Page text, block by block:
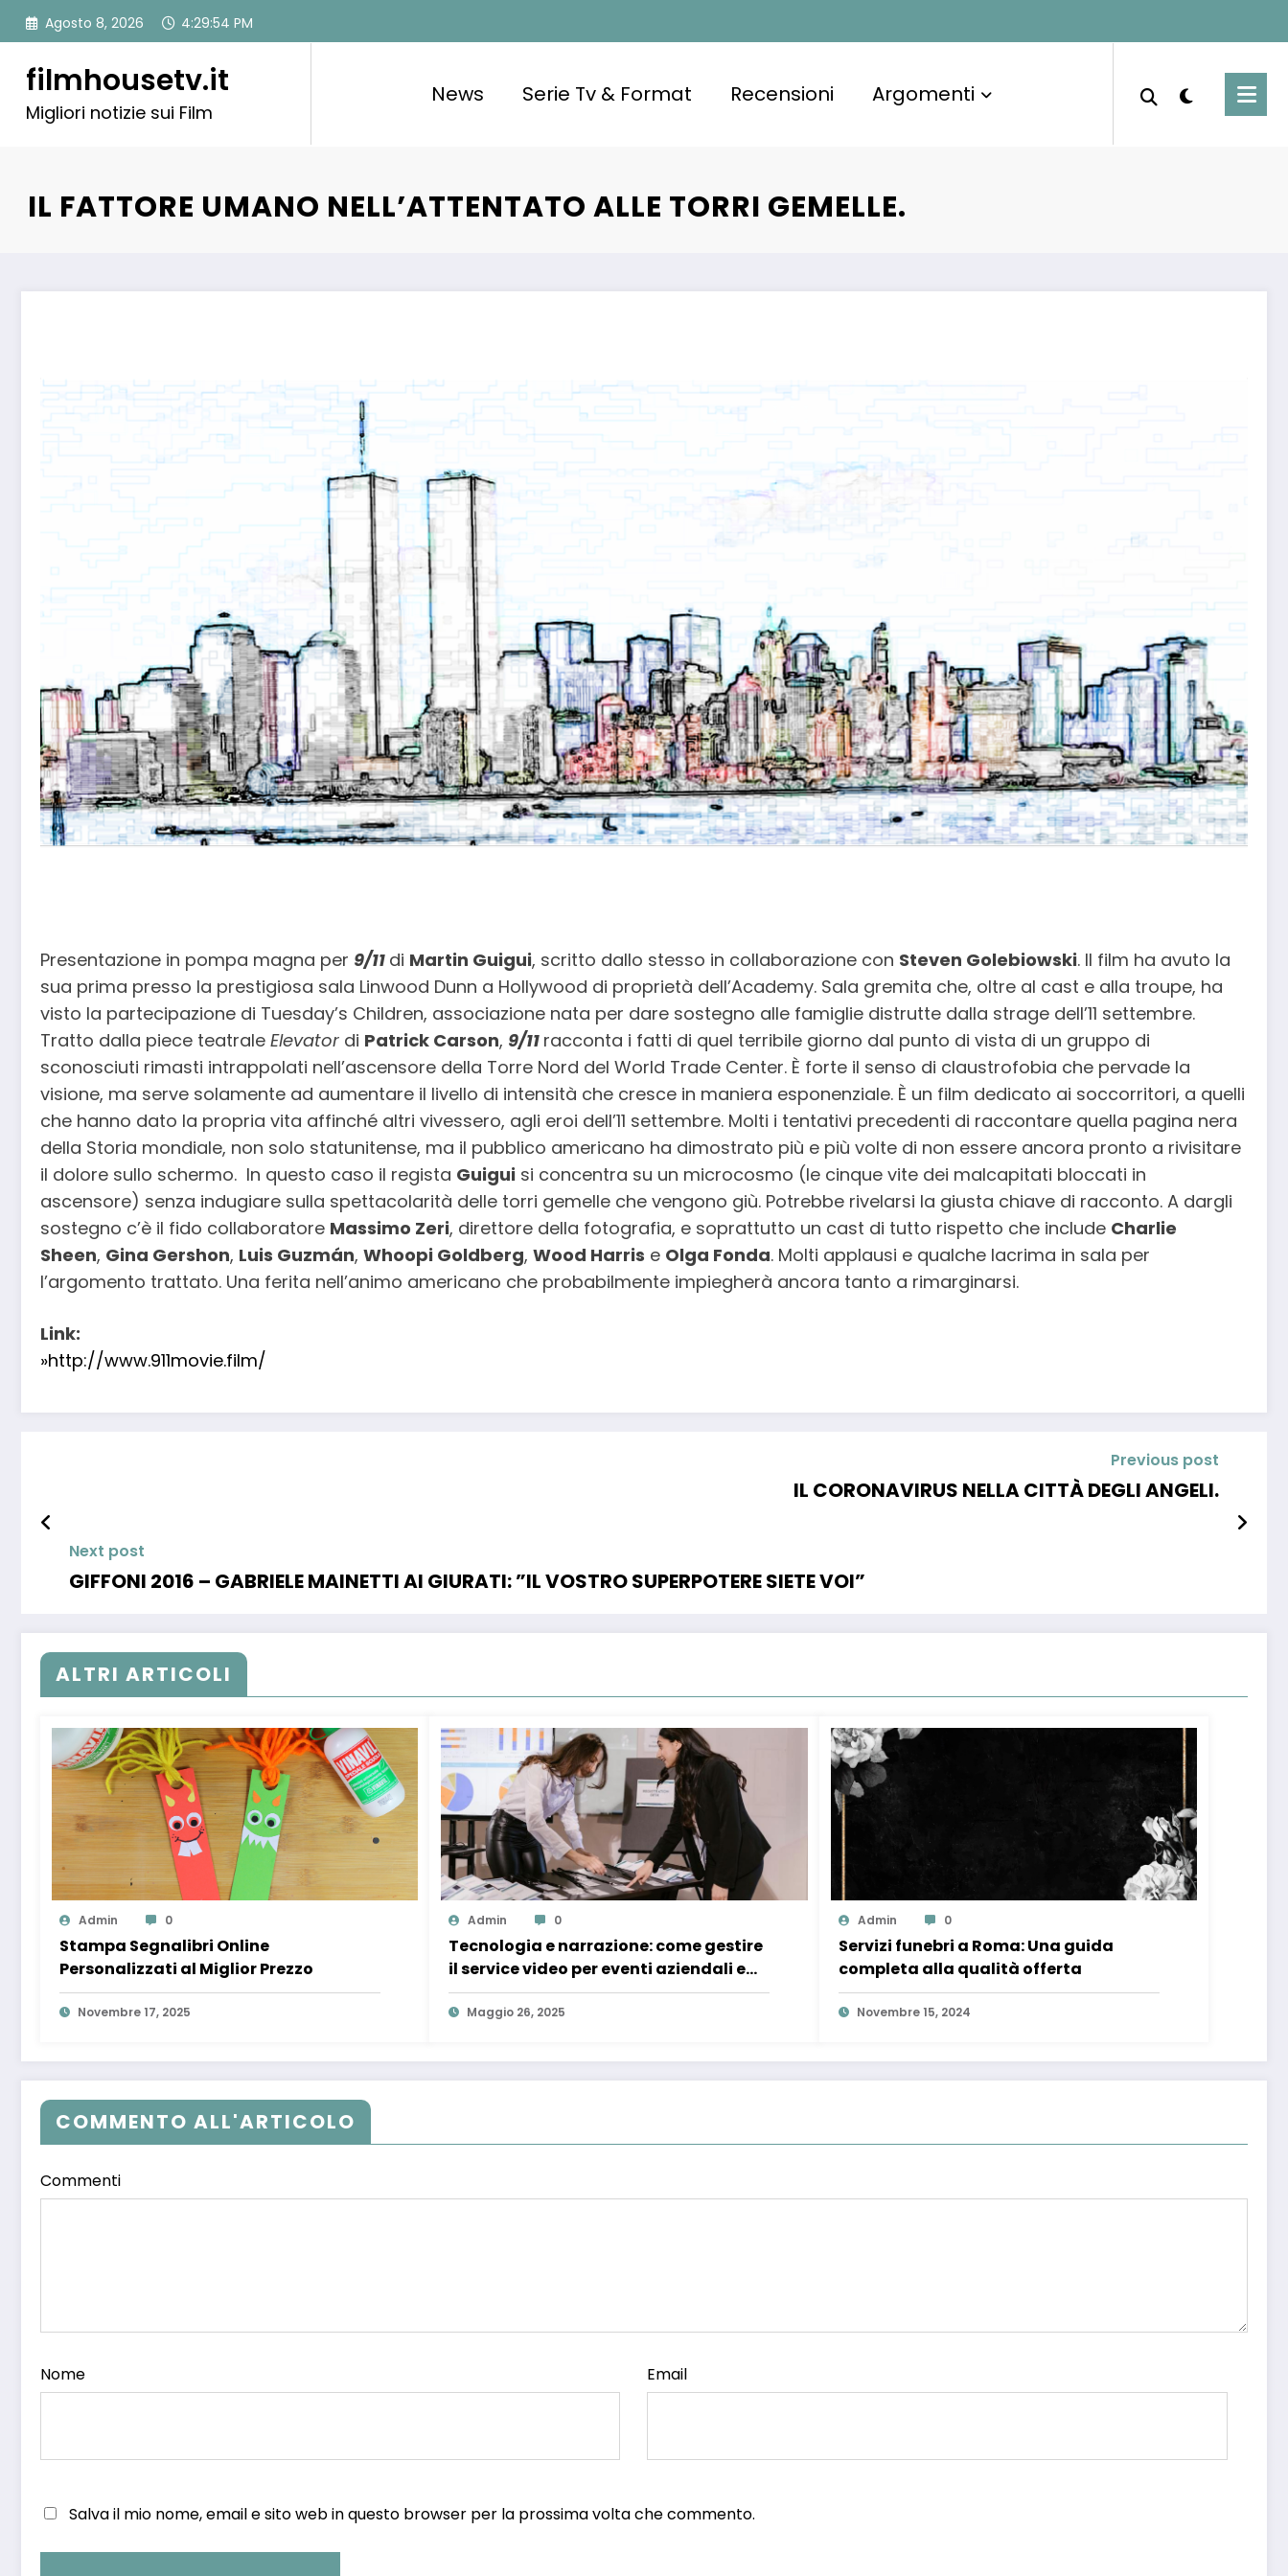
Agosto 8, 2026 4:29:55 PM
filmhousetv.it
Migliori notizie sui Film
News Serie Tv & Format Recensioni Argomenti
IL FATTORE UMANO NELL’ATTENTATO ALLE TORRI GEMELLE.
Presentazione in pompa magna per 9/11 di Martin Guigui, scritto dallo stesso in collaborazione con Steven Golebiowski. Il film ha avuto la
sua prima presso la prestigiosa sala Linwood Dunn a Hollywood di proprietà dell’Academy. Sala gremita che, oltre al cast e alla troupe, ha
visto la partecipazione di Tuesday’s Children, associazione nata per dare sostegno alle famiglie distrutte dalla strage dell’11 settembre.
Tratto dalla piece teatrale Elevator di Patrick Carson, 9/11 racconta i fatti di quel terribile giorno dal punto di vista di un gruppo di
sconosciuti rimasti intrappolati nell’ascensore della Torre Nord del World Trade Center. È forte il senso di claustrofobia che pervade la
visione, ma serve solamente ad aumentare il livello di intensità che cresce in maniera esponenziale. È un film dedicato ai soccorritori, a quelli
che hanno dato la propria vita affinché altri vivessero, agli eroi dell’11 settembre. Molti i tentativi precedenti di raccontare quella pagina nera
della Storia mondiale, non solo statunitense, ma il pubblico americano ha dimostrato più e più volte di non essere ancora pronto a rivisitare
il dolore sullo schermo. In questo caso il regista Guigui si concentra su un microcosmo (le cinque vite dei malcapitati bloccati in
ascensore) senza indugiare sulla spettacolarità delle torri gemelle che vengono giù. Potrebbe rivelarsi la giusta chiave di racconto. A dargli
sostegno c’è il fido collaboratore Massimo Zeri, direttore della fotografia, e soprattutto un cast di tutto rispetto che include Charlie
Sheen, Gina Gershon, Luis Guzmán, Whoopi Goldberg, Wood Harris e Olga Fonda. Molti applausi e qualche lacrima in sala per
l’argomento trattato. Una ferita nell’animo americano che probabilmente impiegherà ancora tanto a rimarginarsi.
Link:
»http://www.911movie.film/
Previous post
IL CORONAVIRUS NELLA CITTÀ DEGLI ANGELI.
Next post
GIFFONI 2016 – GABRIELE MAINETTI AI GIURATI: ”IL VOSTRO SUPERPOTERE SIETE VOI”
ALTRI ARTICOLI
Admin 0
Stampa Segnalibri Online
Personalizzati al Miglior Prezzo
Novembre 17, 2025
Admin 0
Tecnologia e narrazione: come gestire
il service video per eventi aziendali e
proiezioni a Roma
Maggio 26, 2025
Admin 0
Servizi funebri a Roma: Una guida
completa alla qualità offerta
Novembre 15, 2024
COMMENTO ALL'ARTICOLO
Commenti
Nome Email
Salva il mio nome, email e sito web in questo browser per la prossima volta che commento.